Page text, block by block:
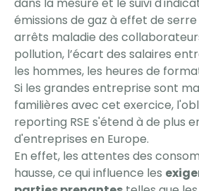
émissions de gaz à effet de
arrêts maladie des
pollution, l’écart des salaires
les hommes, les heures de
Si les grandes entreprise sont
familières avec cet exercice,
reporting RSE s'étend à de plus
d'entreprises en Europe.
En effet, les attentes des
hausse, ce qui influence les